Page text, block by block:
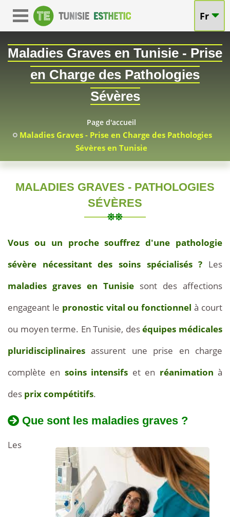
Fr
Maladies Graves en Tunisie - Prise
en Charge des Pathologies
Sévères
Page d'accueil
Maladies Graves - Prise en Charge des Pathologies
Sévères en Tunisie
MALADIES GRAVES - PATHOLOGIES
SÉVÈRES
03
Vous ou un proche souffrez d'une pathologie
sévère nécessitant des soins spécialisés ? Les
maladies graves en Tunisie sont des affections
engageant le pronostic vital ou fonctionnel à court
ou moyen terme. En Tunisie, deséquipes médicales
pluridisciplinaires assurent une prise en charge
complète en soins intensifs et en réanimation à
des prix compétitifs.
Que sont les maladies graves ?
Les